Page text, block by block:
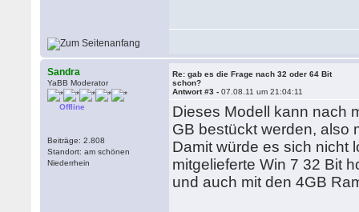
Sandra
YaBB Moderator
Offline
Beiträge: 2.808
Standort: am schönen
Niederrhein
Re: gab es die Frage nach 32 oder 64 Bit
schon?
Antwort #3 -07.08.11 um 21:04:11
Dieses Modell kann nach
GB bestückt werden, also
Damit würde es sich nicht
mitgelieferte Win 7 32 Bit
und auch mit den 4GB